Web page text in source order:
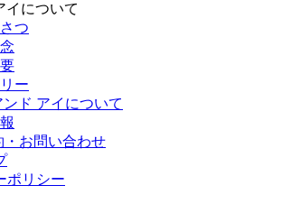
イについて
つ
ー
ンド アイについて
・お問い合わせ
ポリシー